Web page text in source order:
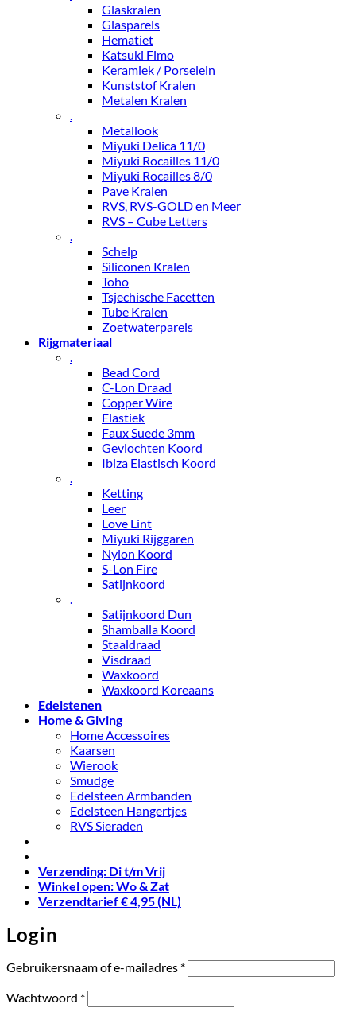
Glaskralen
Glasparels
Hematiet
Katsuki Fimo
Keramiek / Porselein
Kunststof Kralen
Metalen Kralen
Metallook
Miyuki Delica 11/0
Miyuki Rocailles 11/0
Miyuki Rocailles 8/0
Pave Kralen
RVS, RVS-GOLD en Meer
RVS – Cube Letters
Schelp
Siliconen Kralen
Toho
Tsjechische Facetten
Tube Kralen
Zoetwaterparels
Rijgmateriaal
Bead Cord
C-Lon Draad
Copper Wire
Elastiek
Faux Suede 3mm
Gevlochten Koord
Ibiza Elastisch Koord
Ketting
Leer
Love Lint
Miyuki Rijggaren
Nylon Koord
S-Lon Fire
Satijnkoord
Satijnkoord Dun
Shamballa Koord
Staaldraad
Visdraad
Waxkoord
Waxkoord Koreaans
Edelstenen
Home & Giving
Home Accessoires
Kaarsen
Wierook
Smudge
Edelsteen Armbanden
Edelsteen Hangertjes
RVS Sieraden
Verzending: Di t/m Vrij
Winkel open: Wo & Zat
Verzendtarief € 4,95 (NL)
Login
Gebruikersnaam of e-mailadres *Vereist
Wachtwoord *Vereist